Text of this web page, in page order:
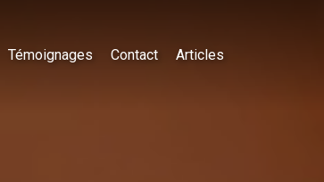
Témoignages Contact Articles